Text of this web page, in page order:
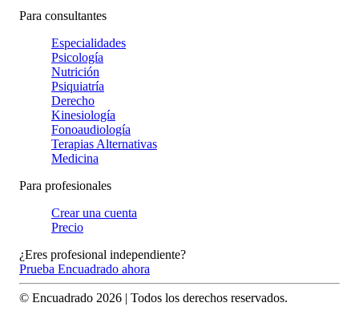
Para consultantes
Especialidades
Psicología
Nutrición
Psiquiatría
Derecho
Kinesiología
Fonoaudiología
Terapias Alternativas
Medicina
Para profesionales
Crear una cuenta
Precio
¿Eres profesional independiente?
Prueba Encuadrado ahora
© Encuadrado 2026 | Todos los derechos reservados.